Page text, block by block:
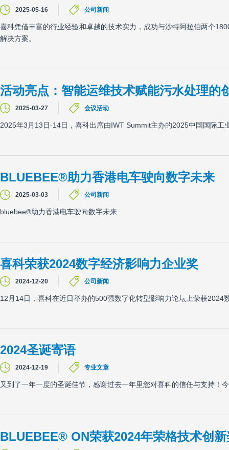
2025-05-16 公司新闻
喜科凭借丰富的行业经验和卓越的技术实力，成功与沙特阿拉伯两个
解决方案。
活动亮点：智能运维技术赋能污水处理的
2025-03-27 会议活动
2025年3月13日-14日，喜科出席由IWT Summit主办的2025中国国际
BLUEBEE®助力香港电车驶向数字未来
2025-03-03 公司新闻
bluebee®助力香港电车驶向数字未来
喜科荣获2024数字经济影响力企业奖
2024-12-20 公司新闻
12月14日，喜科在近日举办的500强数字化转型影响力论坛上荣获2024
2024圣诞寄语
2024-12-19 专业文章
又到了一年一度的圣诞佳节，感谢过去一年里您对喜科的信任与支持！
BLUEBEE® ON荣获2024年荣格技术创新